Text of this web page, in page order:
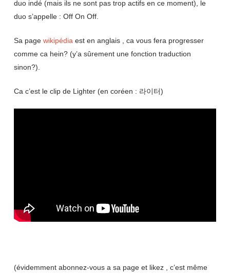
duo indé (mais ils ne sont pas trop actifs en ce moment), le
duo s’appelle : Off On Off.
Sa page wikipédia est en anglais , ca vous fera progresser
comme ca hein? (y’a sûrement une fonction traduction
sinon?).
Ca c’est le clip de Lighter (en coréen : 라이터)
(évidemment abonnez-vous a sa page et likez , c’est même